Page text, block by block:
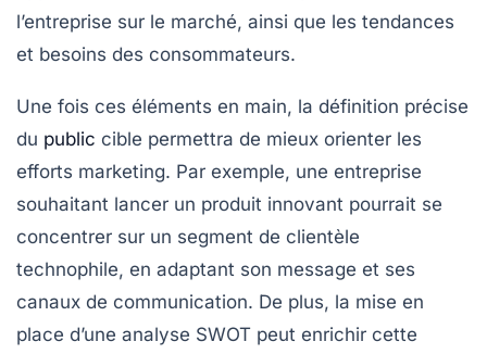
l’entreprise sur le marché, ainsi que les tendances
et besoins des consommateurs.
Une fois ces éléments en main, la définition précise
du public cible permettra de mieux orienter les
efforts marketing. Par exemple, une entreprise
souhaitant lancer un produit innovant pourrait se
concentrer sur un segment de clientèle
technophile, en adaptant son message et ses
canaux de communication. De plus, la mise en
place d’une analyse SWOT peut enrichir cette